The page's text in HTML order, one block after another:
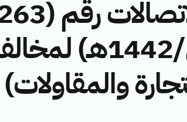
ق/1442هـ)